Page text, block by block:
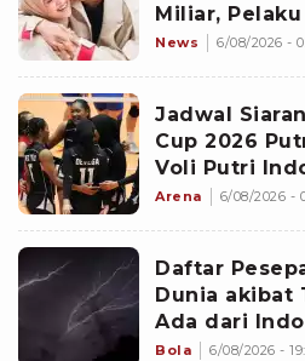
Miliar,
Terdekat
News 6/08/2026 -
Jadwal
Cup 2026
Voli Putri
Langsung
Arena 6/08/2026 -
Daftar
Dunia akibat
Ada dari
Namanya
Bola 6/08/2026 -